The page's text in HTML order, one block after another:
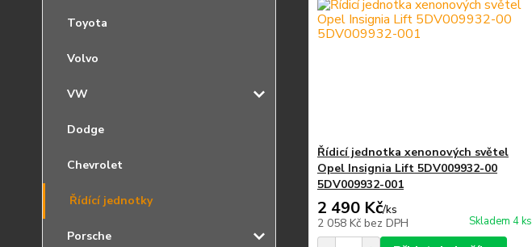
Toyota
Volvo
VW
Dodge
Chevrolet
Řídící jednotky
Porsche
Řídicí jednotka xenonových světel
Opel Insignia Lift 5DV009932-00
5DV009932-001
2 490 Kč/ks
2 058 Kč bez DPH Skladem 4 ks